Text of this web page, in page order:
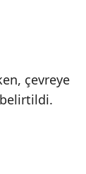
çevreye
belirtildi.